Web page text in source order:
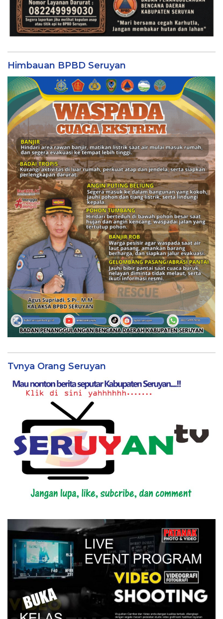
Himbauan BPBD Seruyan
Tvnya Orang Seruyan